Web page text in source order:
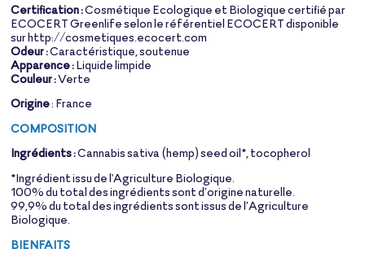
Certification :Cosmétique Ecologique et Biologique certifié par
ECOCERT Greenlife selon le référentiel ECOCERT disponible
sur http://cosmetiques.ecocert.com
Odeur :Caractéristique, soutenue
Apparence :Liquide limpide
Couleur :Verte
Origine: France
COMPOSITION
Ingrédients :Cannabis sativa (hemp) seed oil*, tocopherol
*Ingrédient issu de l'Agriculture Biologique.
100% du total des ingrédients sont d’origine naturelle.
99,9% du total des ingrédients sont issus de l’Agriculture
Biologique.
BIENFAITS